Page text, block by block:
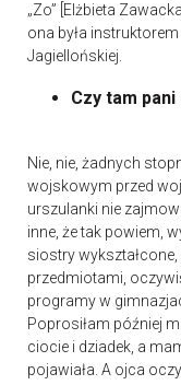
„Zo” [Elżbieta
ona była instruktorem
Jagiellońskiej.
Czy tam
Nie, nie, żadnych
wojskowym przed
urszulanki nie
inne, że tak powiem,
siostry
przedmiotami,
programy w
Poprosiłam później
ciocie i dziadek, a
pojawiała. A ojca